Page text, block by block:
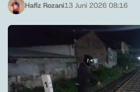
Hafiz Rozani13 Juni 2026 08:16